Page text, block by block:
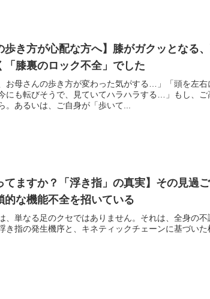
歩き方が心配な方へ】膝がガクッとな
「膝裏のロック不全」でした
、お母さんの歩き方が変わった気がする…」「頭を左
にも転びそうで、見ていてハラハラする…」もし、
。あるいは、ご自身が「歩いて...
てますか？「浮き指」の真実】その見過
的な機能不全を招いている
、単なる足のクセではありません。それは、全身の
き指の発生機序と、キネティックチェーンに基づいた